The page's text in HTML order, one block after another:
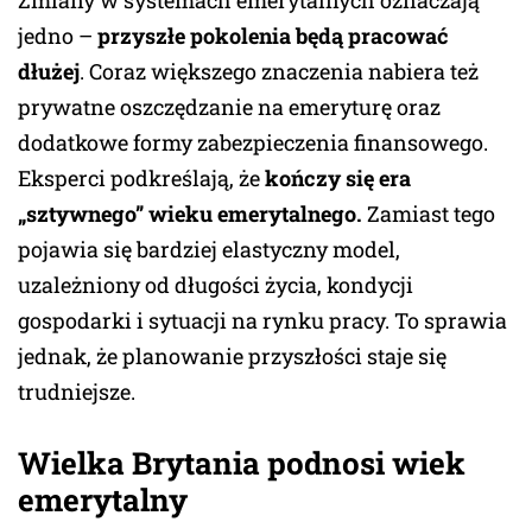
jedno – przyszłe pokolenia będą pracować
dłużej. Coraz większego znaczenia nabiera też
prywatne oszczędzanie na emeryturę oraz
dodatkowe formy zabezpieczenia finansowego.
Eksperci podkreślają, żekończy się era
„sztywnego” wieku emerytalnego. Zamiast tego
pojawia się bardziej elastyczny model,
uzależniony od długości życia, kondycji
gospodarki i sytuacji na rynku pracy. To sprawia
jednak, że planowanie przyszłości staje się
trudniejsze.
Wielka Brytania podnosi wiek
emerytalny